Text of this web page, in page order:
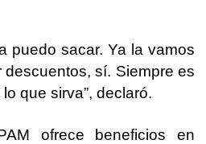
puedo sacar. Ya la vamos
descuentos, sí. Siempre es
que sirva”, declaró.
ofrece beneficios en